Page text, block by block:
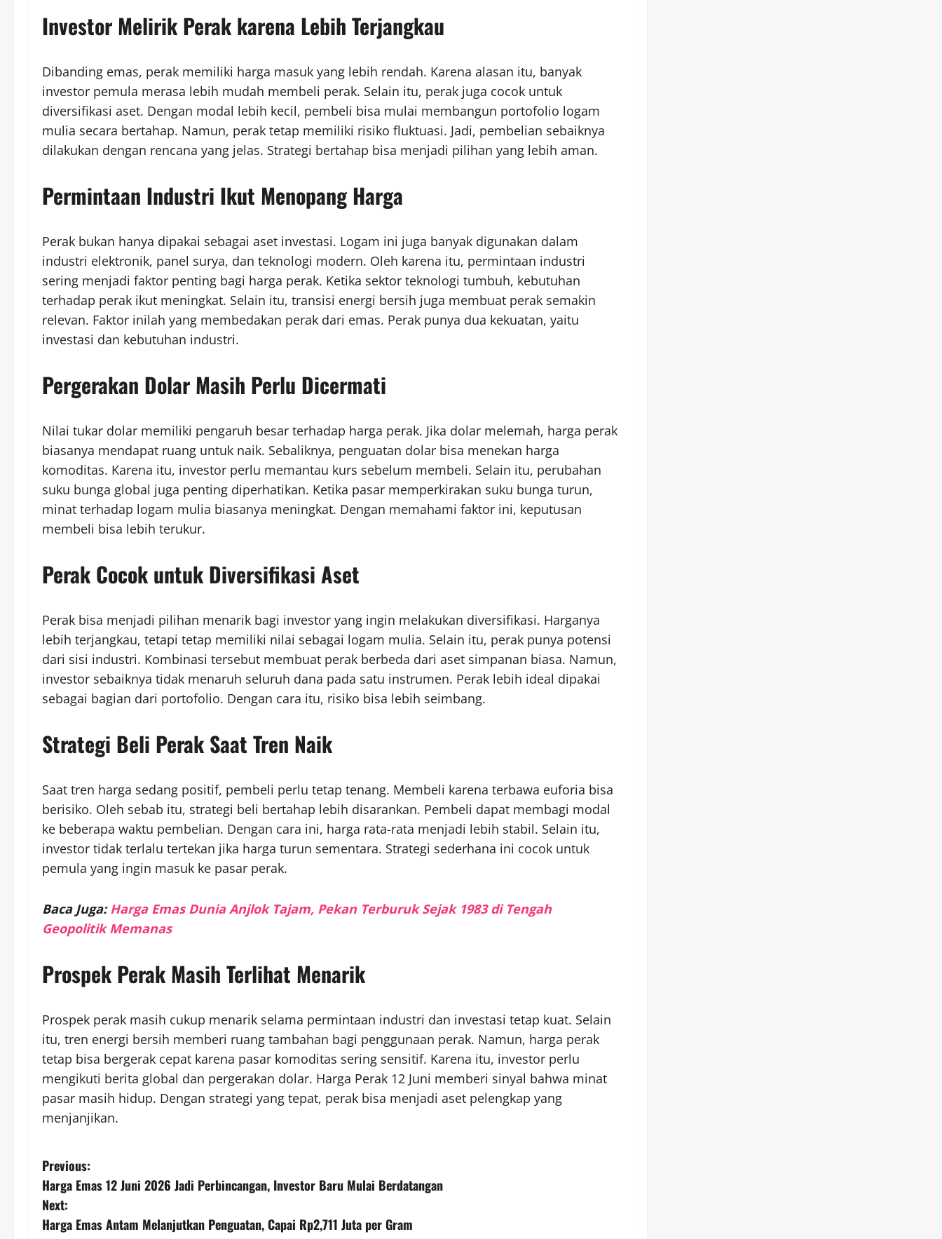
Investor Melirik Perak karena Lebih Terjangkau
Dibanding emas, perak memiliki harga masuk yang lebih rendah. Karena alasan itu, banyak
investor pemula merasa lebih mudah membeli perak. Selain itu, perak juga cocok untuk
diversifikasi aset. Dengan modal lebih kecil, pembeli bisa mulai membangun portofolio logam
mulia secara bertahap. Namun, perak tetap memiliki risiko fluktuasi. Jadi, pembelian sebaiknya
dilakukan dengan rencana yang jelas. Strategi bertahap bisa menjadi pilihan yang lebih aman.
Permintaan Industri Ikut Menopang Harga
Perak bukan hanya dipakai sebagai aset investasi. Logam ini juga banyak digunakan dalam
industri elektronik, panel surya, dan teknologi modern. Oleh karena itu, permintaan industri
sering menjadi faktor penting bagi harga perak. Ketika sektor teknologi tumbuh, kebutuhan
terhadap perak ikut meningkat. Selain itu, transisi energi bersih juga membuat perak semakin
relevan. Faktor inilah yang membedakan perak dari emas. Perak punya dua kekuatan, yaitu
investasi dan kebutuhan industri.
Pergerakan Dolar Masih Perlu Dicermati
Nilai tukar dolar memiliki pengaruh besar terhadap harga perak. Jika dolar melemah, harga perak
biasanya mendapat ruang untuk naik. Sebaliknya, penguatan dolar bisa menekan harga
komoditas. Karena itu, investor perlu memantau kurs sebelum membeli. Selain itu, perubahan
suku bunga global juga penting diperhatikan. Ketika pasar memperkirakan suku bunga turun,
minat terhadap logam mulia biasanya meningkat. Dengan memahami faktor ini, keputusan
membeli bisa lebih terukur.
Perak Cocok untuk Diversifikasi Aset
Perak bisa menjadi pilihan menarik bagi investor yang ingin melakukan diversifikasi. Harganya
lebih terjangkau, tetapi tetap memiliki nilai sebagai logam mulia. Selain itu, perak punya potensi
dari sisi industri. Kombinasi tersebut membuat perak berbeda dari aset simpanan biasa. Namun,
investor sebaiknya tidak menaruh seluruh dana pada satu instrumen. Perak lebih ideal dipakai
sebagai bagian dari portofolio. Dengan cara itu, risiko bisa lebih seimbang.
Strategi Beli Perak Saat Tren Naik
Saat tren harga sedang positif, pembeli perlu tetap tenang. Membeli karena terbawa euforia bisa
berisiko. Oleh sebab itu, strategi beli bertahap lebih disarankan. Pembeli dapat membagi modal
ke beberapa waktu pembelian. Dengan cara ini, harga rata-rata menjadi lebih stabil. Selain itu,
investor tidak terlalu tertekan jika harga turun sementara. Strategi sederhana ini cocok untuk
pemula yang ingin masuk ke pasar perak.
Baca Juga:Harga Emas Dunia Anjlok Tajam, Pekan Terburuk Sejak 1983 di Tengah
Geopolitik Memanas
Prospek Perak Masih Terlihat Menarik
Prospek perak masih cukup menarik selama permintaan industri dan investasi tetap kuat. Selain
itu, tren energi bersih memberi ruang tambahan bagi penggunaan perak. Namun, harga perak
tetap bisa bergerak cepat karena pasar komoditas sering sensitif. Karena itu, investor perlu
mengikuti berita global dan pergerakan dolar. Harga Perak 12 Juni memberi sinyal bahwa minat
pasar masih hidup. Dengan strategi yang tepat, perak bisa menjadi aset pelengkap yang
menjanjikan.
P
o
s
Previous:
Harga Emas 12 Juni 2026 Jadi Perbincangan, Investor Baru Mulai Berdatangan
Next:
Harga Emas Antam Melanjutkan Penguatan, Capai Rp2,711 Juta per Gram